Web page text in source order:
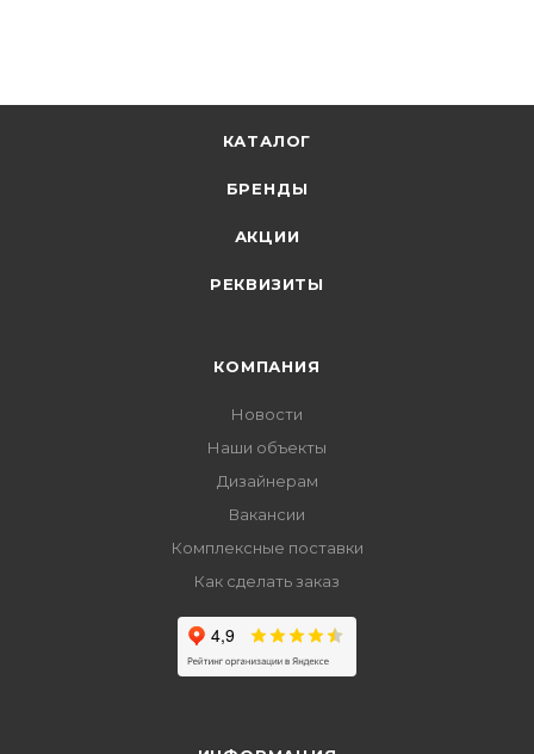
КАТАЛОГ
БРЕНДЫ
АКЦИИ
РЕКВИЗИТЫ
КОМПАНИЯ
Новости
Наши объекты
Дизайнерам
Вакансии
Комплексные поставки
Как сделать заказ